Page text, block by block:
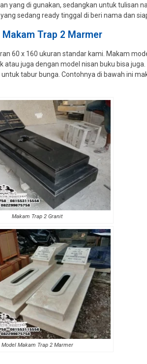
yang di gunakan, sedangkan untuk tulisan
sedang ready tinggal di beri nama dan
Makam Trap 2 Marmer
60 x 160 ukuran standar kami. Makam
juga dengan model nisan buku bisa
tabur bunga. Contohnya di bawah ini
Makam Trap 2 Granit
Model Makam Trap 2 Marmer